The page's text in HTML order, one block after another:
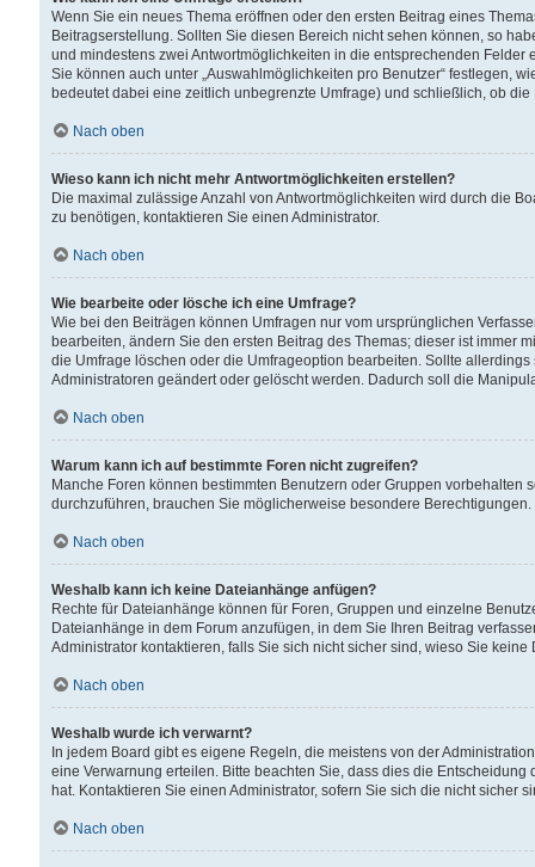
Wenn Sie ein neues Thema eröffnen oder den ersten Beitrag eines
Beitragserstellung. Sollten Sie diesen Bereich nicht sehen können, so
und mindestens zwei Antwortmöglichkeiten in die entsprechenden
Sie können auch unter „Auswahlmöglichkeiten pro Benutzer“ festlegen,
bedeutet dabei eine zeitlich unbegrenzte Umfrage) und schließlich, ob
Nach oben
Wieso kann ich nicht mehr Antwortmöglichkeiten erstellen?
Die maximal zulässige Anzahl von Antwortmöglichkeiten wird durch die
zu benötigen, kontaktieren Sie einen Administrator.
Nach oben
Wie bearbeite oder lösche ich eine Umfrage?
Wie bei den Beiträgen können Umfragen nur vom ursprünglichen
bearbeiten, ändern Sie den ersten Beitrag des Themas; dieser ist immer
die Umfrage löschen oder die Umfrageoption bearbeiten. Sollte
Administratoren geändert oder gelöscht werden. Dadurch soll die
Nach oben
Warum kann ich auf bestimmte Foren nicht zugreifen?
Manche Foren können bestimmten Benutzern oder Gruppen
durchzuführen, brauchen Sie möglicherweise besondere
Nach oben
Weshalb kann ich keine Dateianhänge anfügen?
Rechte für Dateianhänge können für Foren, Gruppen und einzelne
Dateianhänge in dem Forum anzufügen, in dem Sie Ihren Beitrag
Administrator kontaktieren, falls Sie sich nicht sicher sind, wieso Sie
Nach oben
Weshalb wurde ich verwarnt?
In jedem Board gibt es eigene Regeln, die meistens von der
eine Verwarnung erteilen. Bitte beachten Sie, dass dies die
hat. Kontaktieren Sie einen Administrator, sofern Sie sich die nicht sicher
Nach oben